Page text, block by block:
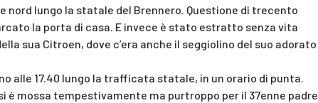
nord lungo la statale del Brennero. Questione di trecento
la porta di casa. E invece è stato estratto senza vita
sua Citroen, dove c’era anche il seggiolino del suo adorato
alle 17.40 lungo la trafficata statale, in un orario di punta.
è mossa tempestivamente ma purtroppo per il 37enne padre